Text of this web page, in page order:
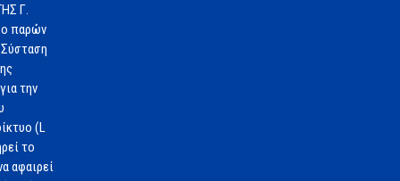
Γ.
ο παρών
την
(L
το
αφαιρεί